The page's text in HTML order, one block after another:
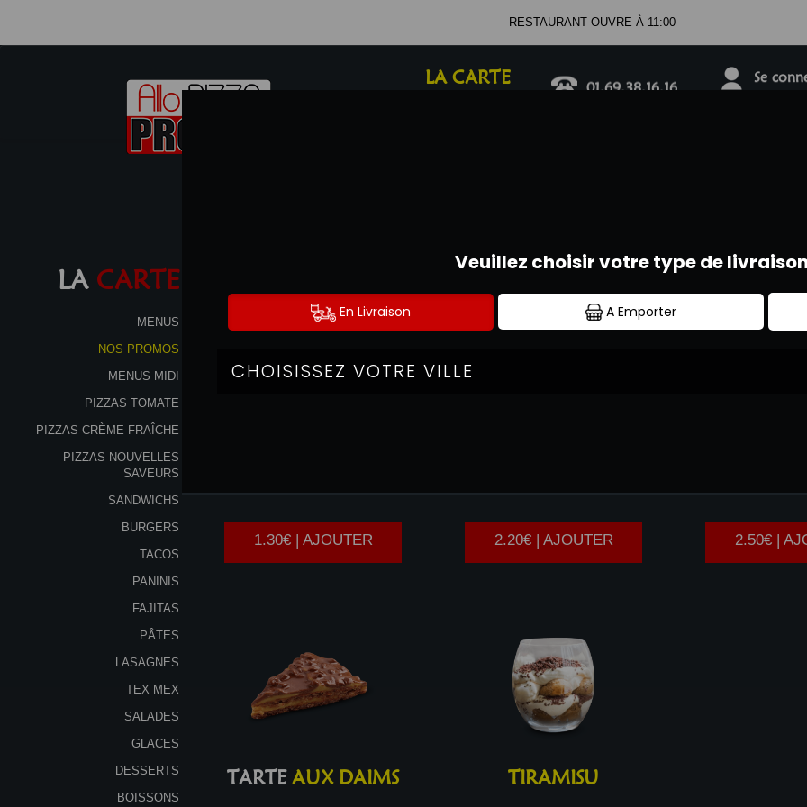
RESTAURANT OUVRE À 11:00
LA CARTE 01.69.38.16.16 Se
LA CARTE
MENUS
NOS PROMOS
MENUS MIDI
PIZZAS TOMATE
PIZZAS CRÈME FRAÎCHE
PIZZAS NOUVELLES
SAVEURS
SANDWICHS
BURGERS
TACOS
PANINIS
FAJITAS
PÂTES
LASAGNES
TEX MEX
SALADES
GLACES
DESSERTS
BOISSONS
DESSERTS
1.30€ | AJOUTER 2.20€ | AJOUTER 2.50€ |
TARTEAUX DAIMS TIRAMISU